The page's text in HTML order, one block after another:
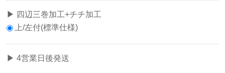
四辺三巻加工+チチ加工
上/左付(標準仕様)
4営業日後発送